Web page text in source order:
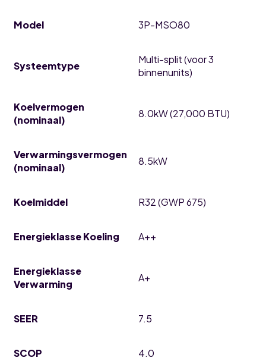
Model 3P-MSO80
Systeemtype
Multi-split (voor 3
binnenunits)
Koelvermogen
(nominaal)
8.0kW (27,000 BTU)
Verwarmingsvermogen
(nominaal)
8.5kW
Koelmiddel R32 (GWP 675)
Energieklasse Koeling A++
Energieklasse
Verwarming
A+
SEER 7.5
SCOP 4.0